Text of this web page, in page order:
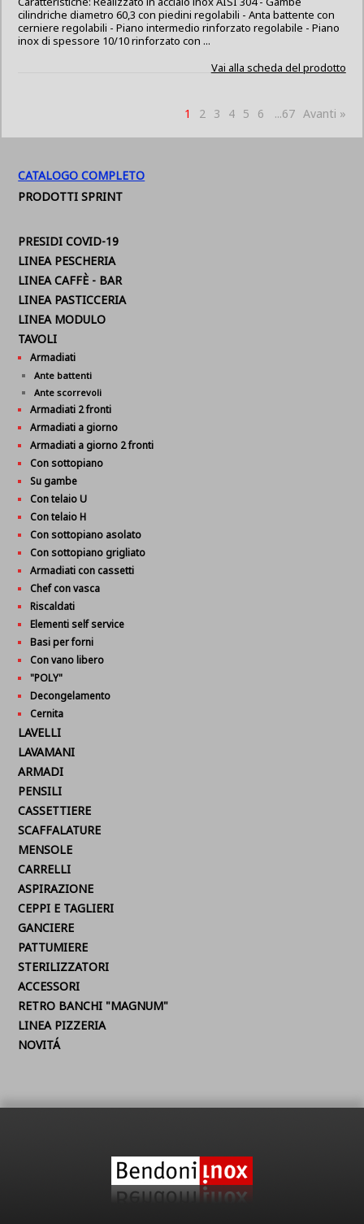
cilindriche diametro 60,3 con piedini regolabili - Anta battente con
cerniere regolabili - Piano intermedio rinforzato regolabile - Piano
inox di spessore 10/10 rinforzato con ...
Vai alla scheda del prodotto
1 2 3 4 5 6 ...67 Avanti »
CATALOGO COMPLETO
PRODOTTI SPRINT
PRESIDI COVID-19
LINEA PESCHERIA
LINEA CAFFÈ - BAR
LINEA PASTICCERIA
LINEA MODULO
TAVOLI
Armadiati
Ante battenti
Ante scorrevoli
Armadiati 2 fronti
Armadiati a giorno
Armadiati a giorno 2 fronti
Con sottopiano
Su gambe
Con telaio U
Con telaio H
Con sottopiano asolato
Con sottopiano grigliato
Armadiati con cassetti
Chef con vasca
Riscaldati
Elementi self service
Basi per forni
Con vano libero
"POLY"
Decongelamento
Cernita
LAVELLI
LAVAMANI
ARMADI
PENSILI
CASSETTIERE
SCAFFALATURE
MENSOLE
CARRELLI
ASPIRAZIONE
CEPPI E TAGLIERI
GANCIERE
PATTUMIERE
STERILIZZATORI
ACCESSORI
RETRO BANCHI "MAGNUM"
LINEA PIZZERIA
NOVITÁ